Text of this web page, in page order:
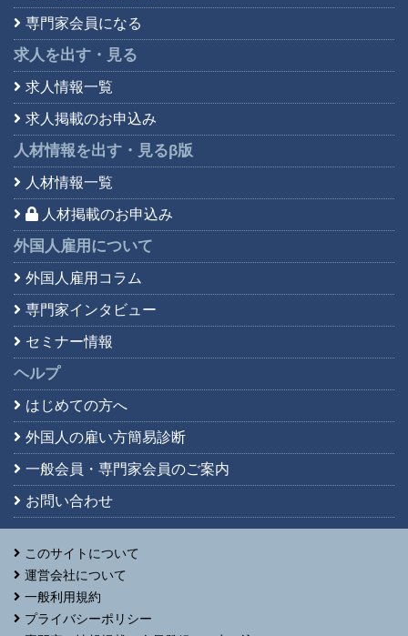
専門家会員になる
求人を出す・見る
求人情報一覧
求人掲載のお申込み
人材情報を出す・見るβ版
人材情報一覧
人材掲載のお申込み
外国人雇用について
外国人雇用コラム
専門家インタビュー
セミナー情報
ヘルプ
はじめての方へ
外国人の雇い方簡易診断
一般会員・専門家会員のご案内
お問い合わせ
このサイトについて
運営会社について
一般利用規約
プライバシーポリシー